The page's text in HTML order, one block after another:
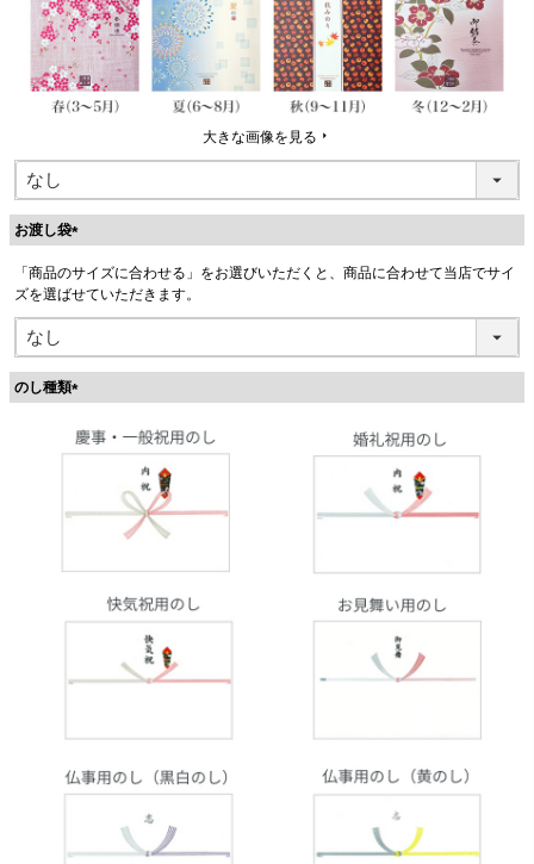
大きな画像を見る
お渡し袋
必
須
)
「商品のサイズに合わせる」をお選びいただくと、商品に合わせて当店でサイ
ズを選ばせていただきます。
のし種類
必
須